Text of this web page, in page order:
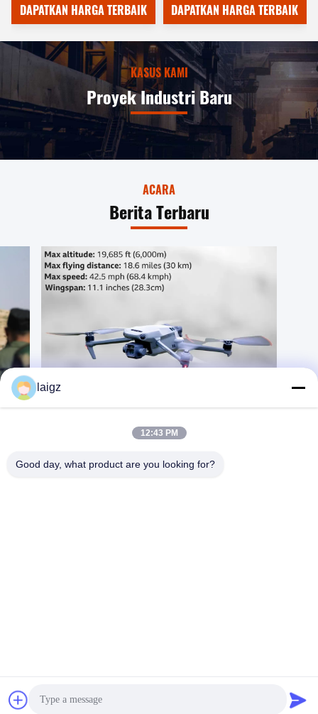
DAPATKAN HARGA TERBAIK DAPATKAN HARGA TERBAIK
KASUS KAMI
Proyek Industri Baru
ACARA
Berita Terbaru
Cina Kualitas Baik Jammer Sinyal Militer Pemasok. Hak cipta © 2019-2026
Zhejiang Zhongdeng Electronics Technology CO,LTD Semua hak dilindungi.
laigz
12:43 PM
Good day, what product are you looking for?